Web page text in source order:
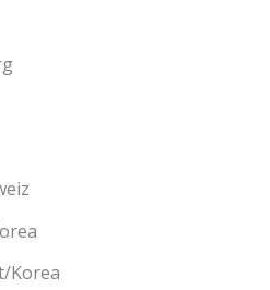
Korea